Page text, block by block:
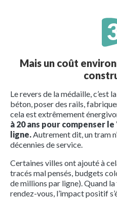
Mais un coût
Le revers de la médaille, c’est
béton, poser des rails,
cela est extrêmement
à 20 ans pour compenser le
ligne.Autrement dit, un tram
décennies de service.
Certaines villes ont ajouté à
tracés mal pensés, budgets
de millions par ligne). Quand
rendez-vous, l’impact positif